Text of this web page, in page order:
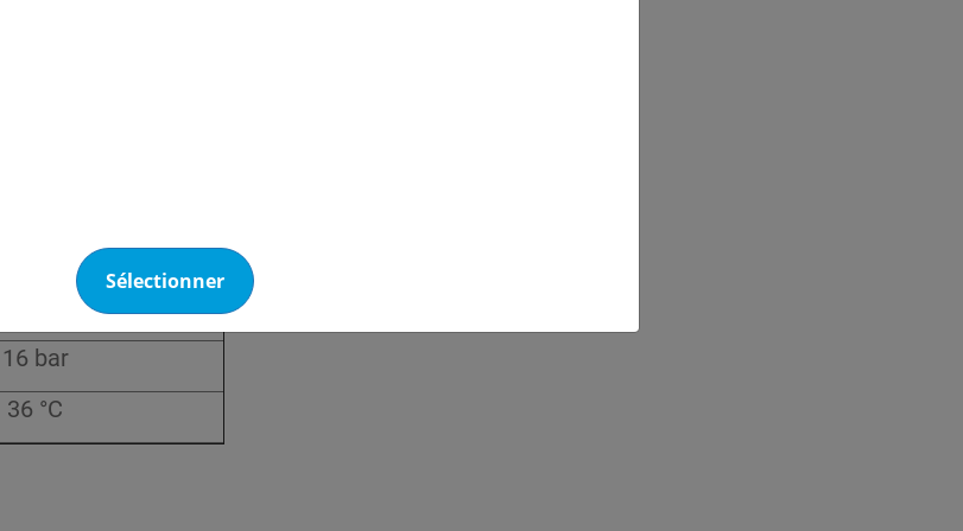
Sélectionner
-9°C/-5°C
16 bar
36 °C